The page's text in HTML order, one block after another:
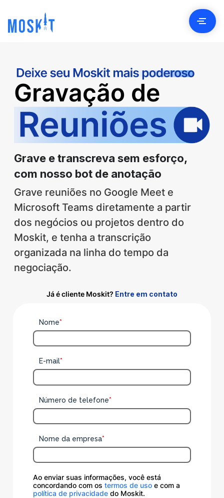
Seja
Material
Gravação de
Grave e transcreva sem esforço,
com nosso bot de anotação
Grave reuniões no Google Meet e
Microsoft Teams diretamente a partir
dos negócios ou projetos dentro do
Moskit, e tenha a transcrição
organizada na linha do tempo da
negociação.
Já é cliente Moskit? Entre em contato
Nome*
E-mail*
Número de telefone*
Nome da empresa*
Ao enviar suas informações, você está
concordando com os termos de uso e com a
política de privacidade do Moskit.